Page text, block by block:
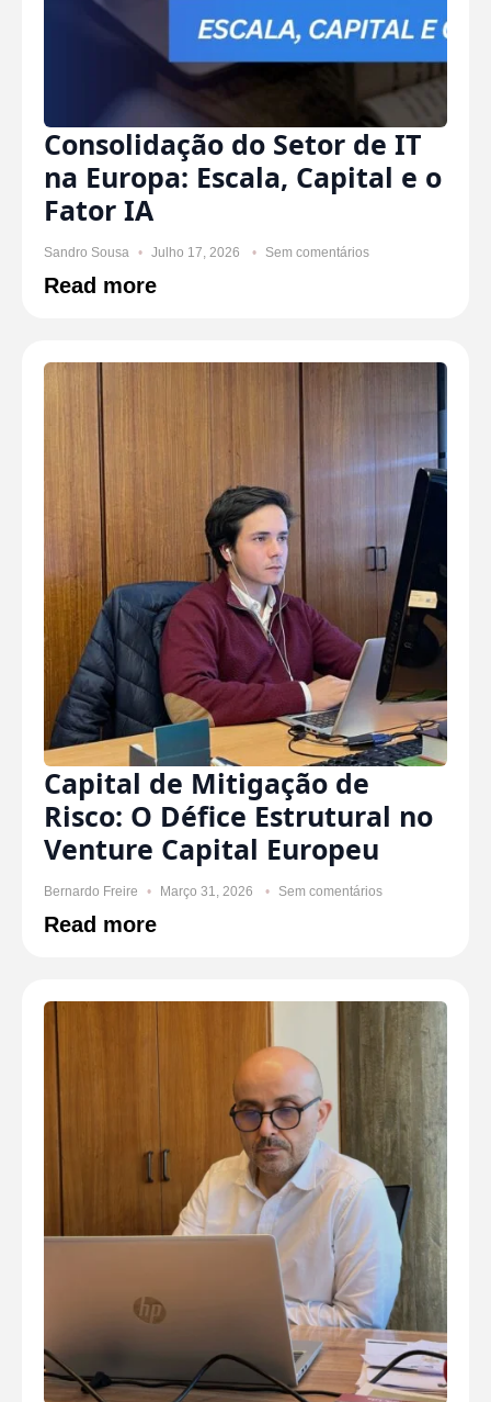
Consolidação do Setor de IT
na Europa: Escala, Capital e o
Fator IA
Sandro Sousa Julho 17, 2026 Sem comentários
Read more
Capital de Mitigação de
Risco: O Défice Estrutural no
Venture Capital Europeu
Bernardo Freire Março 31, 2026 Sem comentários
Read more